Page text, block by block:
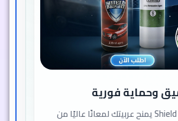
وحماية فورية
ملمع Shield Bright يمنح عربيتك لمعانًا عاليًا من